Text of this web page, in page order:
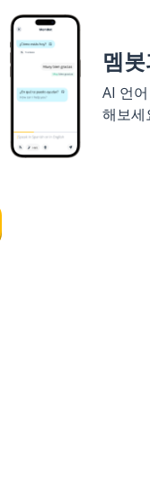
멤
AI 언
해보세